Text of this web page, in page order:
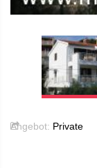
Angebot: Private